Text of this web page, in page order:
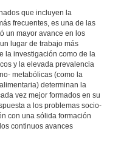
que incluyen la
frecuentes, es una de las
un mayor avance en los
lugar de trabajo más
la investigación como de la
y la elevada prevalencia
metabólicas (como la
determinan la
vez mejor formados en su
a los problemas socio-
con una sólida formación
continuos avances
NEUROENDOCRINOLOGÍA Eje Lactotropo: La Prolactina (PRL)